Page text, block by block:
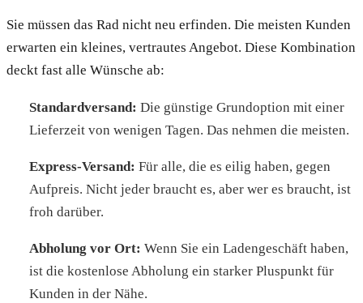
Sie müssen das Rad nicht neu erfinden. Die meisten Kunden
erwarten ein kleines, vertrautes Angebot. Diese Kombination
deckt fast alle Wünsche ab:
Standardversand: Die günstige Grundoption mit einer
Lieferzeit von wenigen Tagen. Das nehmen die meisten.
Express-Versand: Für alle, die es eilig haben, gegen
Aufpreis. Nicht jeder braucht es, aber wer es braucht, ist
froh darüber.
Abholung vor Ort: Wenn Sie ein Ladengeschäft haben,
ist die kostenlose Abholung ein starker Pluspunkt für
Kunden in der Nähe.